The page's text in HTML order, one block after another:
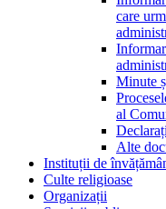
care
Minute
al
Alte
Instituții de
Culte religioase
Organizații